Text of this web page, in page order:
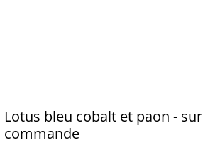
Lotus bleu cobalt et paon - sur
commande